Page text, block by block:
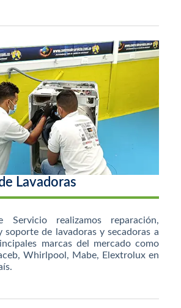
Lavadoras
Servicio realizamos reparación,
soporte de lavadoras y secadoras a
marcas del mercado como
Whirlpool, Mabe, Elextrolux en